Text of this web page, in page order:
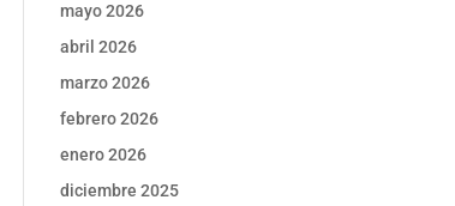
mayo 2026
abril 2026
marzo 2026
febrero 2026
enero 2026
diciembre 2025